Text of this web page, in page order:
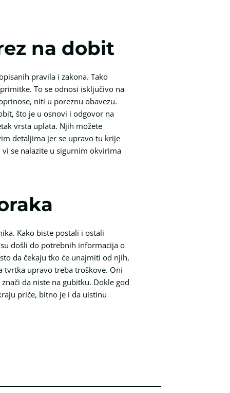
na dobit
pravila i zakona. Tako
To se odnosi isključivo na
niti u poreznu obavezu.
što je u osnovi i odgovor na
vrsta uplata. Njih možete
detaljima jer se upravo tu krije
se nalazite u sigurnim okvirima
Kako biste postali i ostali
došli do potrebnih informacija o
da čekaju tko će unajmiti od njih,
tvrtka upravo treba troškove. Oni
da niste na gubitku. Dokle god
priče, bitno je i da uistinu